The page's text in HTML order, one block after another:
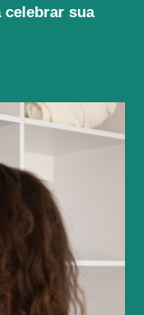
celebrar sua